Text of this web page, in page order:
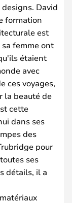
David
formation
est
femme ont
étaient
avec
ces voyages,
la beauté de
cette
dans ses
des
pour
ses
détails, il a